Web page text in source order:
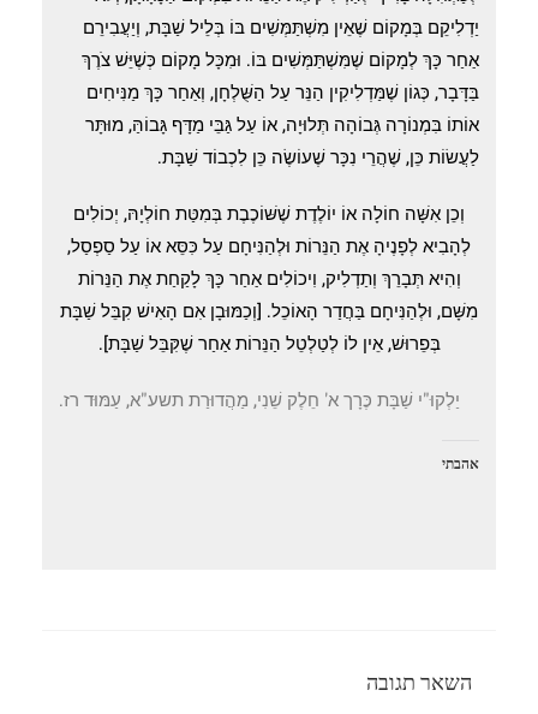
יַדְלִיקֵם בְּמָקוֹם שֶׁאֵין מִשְׁתַּמְּשִׁים בּוֹ בְּלֵיל שַׁבָּת, וְיַעֲבִירֵם
אַחַר כָּךְ לְמָקוֹם שֶׁמִּשְׁתַּמְּשִׁים בּוֹ. וּמִכָּל מָקוֹם כְּשֶׁיֵּשׁ צֹרֶךְ
בַּדָּבָר, כְּגוֹן שֶׁמַּדְלִיקִין הַנֵּר עַל הַשֻּׁלְחָן, וְאַחַר כָּךְ מַנִּיחִים
אוֹתוֹ בִּמְנוֹרָה גְּבוֹהָה תְּלוּיָה, אוֹ עַל גַּבֵּי מַדָּף גָּבוֹהַּ, מוּתָּר
לַעֲשׂוֹת כֵּן, שֶׁהֲרֵי נִכָּר שֶׁעוֹשֶׂה כֵּן לִכְבוֹד שַׁבָּת.
וְכֵן אִשָּׁה חוֹלָה אוֹ יוֹלֶדֶת שֶׁשּׁוֹכֶבֶת בְּמִטַּת חוֹלְיָהּ, יְכוֹלִים
לְהָבִיא לְפָנֶיהָ אֶת הַנֵּרוֹת וּלְהַנִּיחָם עַל כִּסֵּא אוֹ עַל סַפְסַל,
וְהִיא תְּבָרֵךְ וְתַדְלִיק, וִיכוֹלִים אַחַר כָּךְ לָקַחַת אֶת הַנֵּרוֹת
מִשָּׁם, וּלְהַנִּיחָם בַּחֲדַר הָאוֹכֵל. [וְכַמּוּבָן אִם הָאִישׁ קִבֵּל שַׁבָּת
בְּפֵרוּשׁ, אֵין לוֹ לְטַלְטֵל הַנֵּרוֹת אַחַר שֶׁקִּבֵּל שַׁבָּת].
יַלְקוּ"י שַׁבָּת כֶּרָך א' חֵלֶק שֵׁנִי, מַהֲדוּרַת תשע"א, עַמּוּד רז.
אהבתי
השאר תגובה